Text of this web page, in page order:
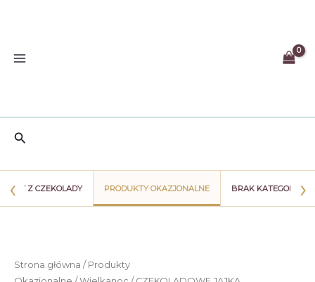
Szukaj
‹ Z CZEKOLADY PRODUKTY OKAZJONALNE BRAK KATEGORII ›
Strona główna / Produkty